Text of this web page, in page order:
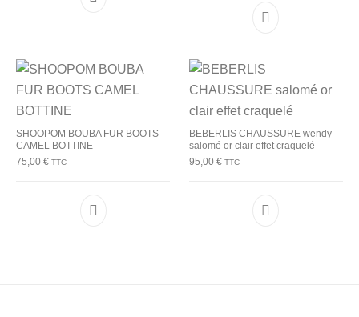
Ce produit a plusieurs variations. Les options
Ce produit a
SHOOPOM BOUBA FUR BOOTS
CAMEL BOTTINE
75,00€ TTC
Ce produit a plusieurs variations. Les options
BEBERLIS CHAUSSURE wendy
salomé or clair effet craquelé
95,00 € TTC
Ce produit a